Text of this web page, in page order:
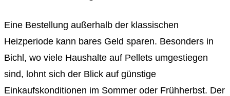
Eine Bestellung außerhalb der klassischen
Heizperiode kann bares Geld sparen. Besonders in
Bichl, wo viele Haushalte auf Pellets umgestiegen
sind, lohnt sich der Blick auf günstige
Einkaufskonditionen im Sommer oder Frühherbst. Der